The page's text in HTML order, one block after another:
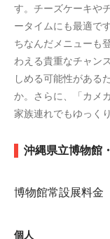
す。チーズケーキや
ータイムにも最適で
ちなんだメニューも
わえる貴重なチャン
しめる可能性がある
か。さらに、「カメ
家族連れでもゆっく
沖縄県立博物館
博物館常設展料金
個人